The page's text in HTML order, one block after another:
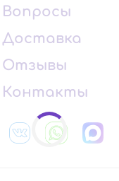
Вопросы
Доставка
Отзывы
Контакты